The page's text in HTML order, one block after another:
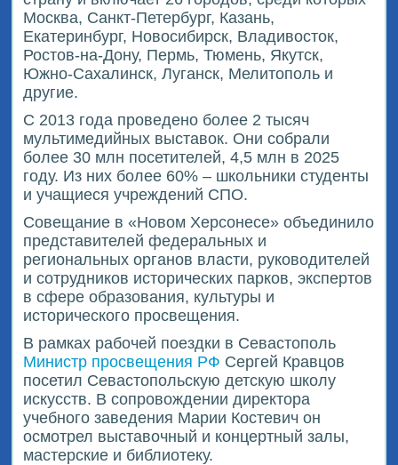
Москва, Санкт-Петербург, Казань,
Екатеринбург, Новосибирск, Владивосток,
Ростов-на-Дону, Пермь, Тюмень, Якутск,
Южно-Сахалинск, Луганск, Мелитополь и
другие.
С 2013 года проведено более 2 тысяч
мультимедийных выставок. Они собрали
более 30 млн посетителей, 4,5 млн в 2025
году. Из них более 60% – школьники студенты
и учащиеся учреждений СПО.
Совещание в «Новом Херсонесе» объединило
представителей федеральных и
региональных органов власти, руководителей
и сотрудников исторических парков, экспертов
в сфере образования, культуры и
исторического просвещения.
В рамках рабочей поездки в Севастополь
Министр просвещения РФ Сергей Кравцов
посетил Севастопольскую детскую школу
искусств. В сопровождении директора
учебного заведения Марии Костевич он
осмотрел выставочный и концертный залы,
мастерские и библиотеку.